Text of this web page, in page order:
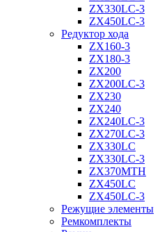
ZX330LC-3
ZX450LC-3
Редуктор хода
ZX160-3
ZX180-3
ZX200
ZX200LC-3
ZX230
ZX240
ZX240LC-3
ZX270LC-3
ZX330LC
ZX330LC-3
ZX370MTH
ZX450LC
ZX450LC-3
Режущие элементы
Ремкомплекты